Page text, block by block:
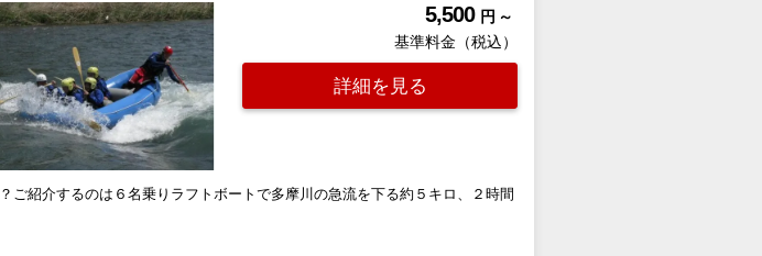
5,500 円 ～
基準料金（税込）
詳細を見る
紹介するのは６名乗りラフトボートで多摩川の急流を下る約５キロ、２時間